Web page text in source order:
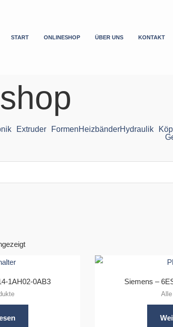
START ONLINESHOP ÜBER UNS
KONTAKT
Extruder FormenHeizbänderHydraulik
1AH02-0AB3 Siemens –